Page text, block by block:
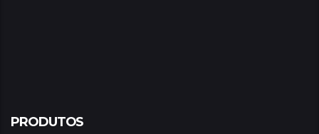
PRODUTOS